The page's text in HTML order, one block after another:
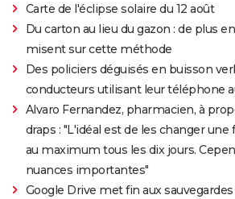
Carte de l'éclipse solaire du 12 août
Du carton au lieu du gazon : de plus
misent sur cette méthode
Des policiers déguisés en buisson
conducteurs utilisant leur téléphone
Alvaro Fernandez, pharmacien, à
draps : "L'idéal est de les changer une
au maximum tous les dix jours.
nuances importantes"
Google Drive met fin aux